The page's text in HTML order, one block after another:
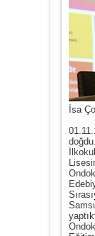
İsa